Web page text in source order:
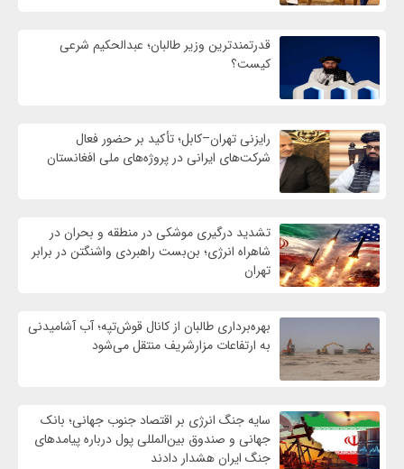
قدرتمندترین وزیر طالبان؛ عبدالحکیم شرعی
کیست؟
رایزنی تهران–کابل؛ تأکید بر حضور فعال
شرکت‌های ایرانی در پروژه‌های ملی افغانستان
تشدید درگیری موشکی در منطقه و بحران در
شاهراه انرژی؛ بن‌بست راهبردی واشنگتن در برابر
تهران
بهره‌برداری طالبان از کانال قوش‌تپه؛ آب آشامیدنی
به ارتفاعات مزارشریف منتقل می‌شود
سایه جنگ انرژی بر اقتصاد جنوب جهانی؛ بانک
جهانی و صندوق بین‌المللی پول درباره پیامدهای
جنگ ایران هشدار دادند